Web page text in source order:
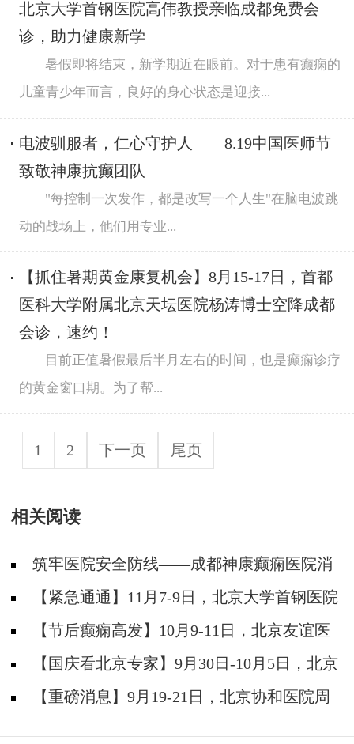
北京大学首钢医院高伟教授亲临成都免费会
诊，助力健康新学
暑假即将结束，新学期近在眼前。对于患有癫痫的
儿童青少年而言，良好的身心状态是迎接...
电波驯服者，仁心守护人——8.19中国医师节
致敬神康抗癫团队
"每控制一次发作，都是改写一个人生"在脑电波跳
动的战场上，他们用专业...
【抓住暑期黄金康复机会】8月15-17日，首都
医科大学附属北京天坛医院杨涛博士空降成都
会诊，速约！
目前正值暑假最后半月左右的时间，也是癫痫诊疗
的黄金窗口期。为了帮...
1 2 下一页 尾页
相关阅读
筑牢医院安全防线——成都神康癫痫医院消
防安全培训纪实
【紧急通通】11月7-9日，北京大学首钢医院
神经内科胡颖教授亲临成都会诊，破解癫痫疑难
【节后癫痫高发】10月9-11日，北京友谊医
院陈葵博士免费会诊+治疗援助，破解癫痫难
题！
【国庆看北京专家】9月30日-10月5日，北京
天坛&首钢医院两大专家蓉城亲诊+癫痫大额救
【重磅消息】9月19-21日，北京协和医院周